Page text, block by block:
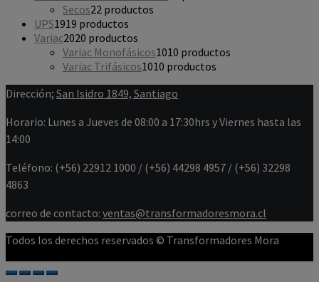
Secos22 productos
UPS1919 productos
Variac2020 productos
Variac Monofásicos1010 productos
Variac Trifásicos1010 productos
Dirección; San Isidro 1849, Santiago
Horario: Lunes a Jueves de 08:00 a 17:30hrs y Viernes hasta las
14:00
Teléfono: (+56) 22912 1000 / (+56) 44298 4957 / (+56) 32298
4863
correo de contacto: ventas@transformadoresmora.cl
Todos los derechos reservados © Transformadores Mora